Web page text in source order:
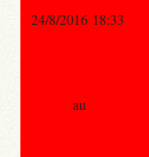
24/8/2016 18:33
au